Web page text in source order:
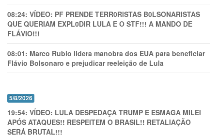
08:24: VÍDEO: PF PRENDE TERR0RlSTAS B0LSONARlSTAS
QUE QUERIAM EXPL0DlR LULA E O STF!!! A MANDO DE
FLÁVIO!!!
08:01: Marco Rubio lidera manobra dos EUA para beneficiar
Flávio Bolsonaro e prejudicar reeleição de Lula
5/8/2026
19:54: VÍDEO: LULA DESPEDAÇA TRUMP E ESMAGA MILEI
APÓS ATAQUES!! RESPEITEM O BRASIL!! RETALIAÇÃO
SERÁ BRUTAL!!!